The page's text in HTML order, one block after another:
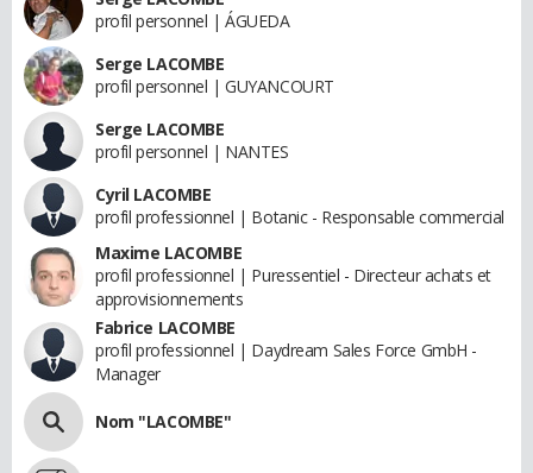
profil personnel | ÁGUEDA
Serge LACOMBE
profil personnel | GUYANCOURT
Serge LACOMBE
profil personnel | NANTES
Cyril LACOMBE
profil professionnel | Botanic - Responsable commercial
Maxime LACOMBE
profil professionnel | Puressentiel - Directeur achats et
approvisionnements
Fabrice LACOMBE
profil professionnel | Daydream Sales Force GmbH -
Manager
Nom "LACOMBE"